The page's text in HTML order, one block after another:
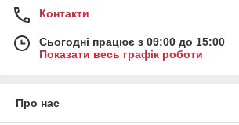
Контакти
Сьогодні працює з 09:00 до 15:00
Показати весь графік роботи
Про нас